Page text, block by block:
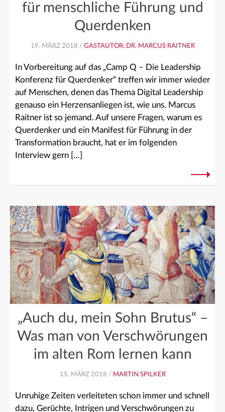
für menschliche Führung und
Querdenken
19. MÄRZ 2018 / GASTAUTOR: DR. MARCUS RAITNER
In Vorbereitung auf das „Camp Q – Die Leadership
Konferenz für Querdenker“ treffen wir immer wieder
auf Menschen, denen das Thema Digital Leadership
genauso ein Herzensanliegen ist, wie uns. Marcus
Raitner ist so jemand. Auf unsere Fragen, warum es
Querdenker und ein Manifest für Führung in der
Transformation braucht, hat er im folgenden
Interview gern […]
„Auch du, mein Sohn Brutus“ –
Was man von Verschwörungen
im alten Rom lernen kann
15. MÄRZ 2018 / MARTIN SPILKER
Unruhige Zeiten verleiteten schon immer und schnell
dazu, Gerüchte, Intrigen und Verschwörungen zu